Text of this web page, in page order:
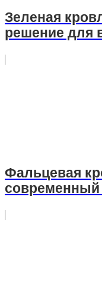
Зеленая
решение для
Фальцевая